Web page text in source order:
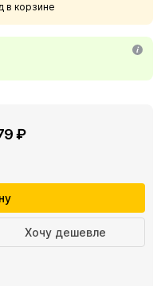
в корзине
₽
Хочу дешевле